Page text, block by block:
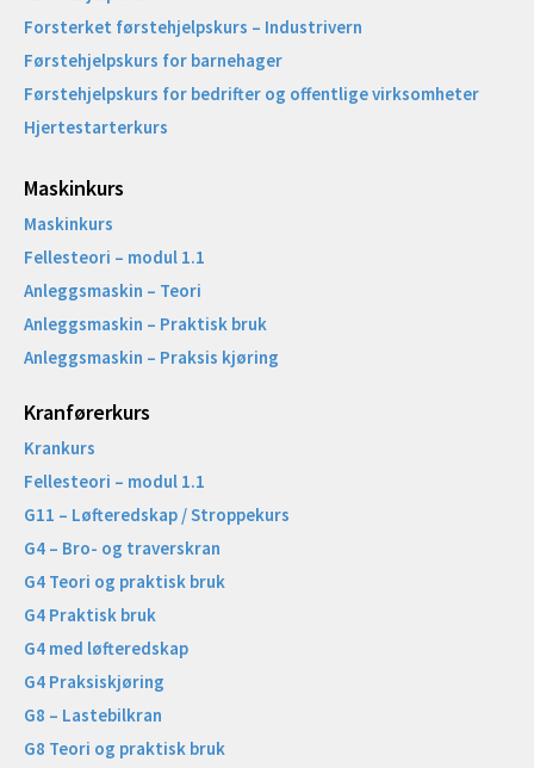
Forsterket førstehjelpskurs – Industrivern
Førstehjelpskurs for barnehager
Førstehjelpskurs for bedrifter og offentlige virksomheter
Hjertestarterkurs
Maskinkurs
Maskinkurs
Fellesteori – modul 1.1
Anleggsmaskin – Teori
Anleggsmaskin – Praktisk bruk
Anleggsmaskin – Praksis kjøring
Kranførerkurs
Krankurs
Fellesteori – modul 1.1
G11 – Løfteredskap / Stroppekurs
G4 – Bro- og traverskran
G4 Teori og praktisk bruk
G4 Praktisk bruk
G4 med løfteredskap
G4 Praksiskjøring
G8 – Lastebilkran
G8 Teori og praktisk bruk